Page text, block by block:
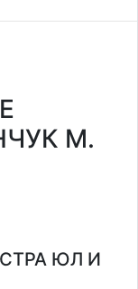
М.
ЮЛ И